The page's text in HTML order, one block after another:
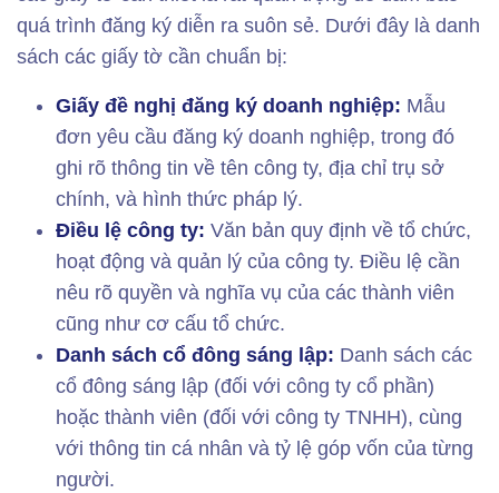
quá trình đăng ký diễn ra suôn sẻ. Dưới đây là danh
sách các giấy tờ cần chuẩn bị:
Giấy đề nghị đăng ký doanh nghiệp: Mẫu
đơn yêu cầu đăng ký doanh nghiệp, trong đó
ghi rõ thông tin về tên công ty, địa chỉ trụ sở
chính, và hình thức pháp lý.
Điều lệ công ty: Văn bản quy định về tổ chức,
hoạt động và quản lý của công ty. Điều lệ cần
nêu rõ quyền và nghĩa vụ của các thành viên
cũng như cơ cấu tổ chức.
Danh sách cổ đông sáng lập: Danh sách các
cổ đông sáng lập (đối với công ty cổ phần)
hoặc thành viên (đối với công ty TNHH), cùng
với thông tin cá nhân và tỷ lệ góp vốn của từng
người.